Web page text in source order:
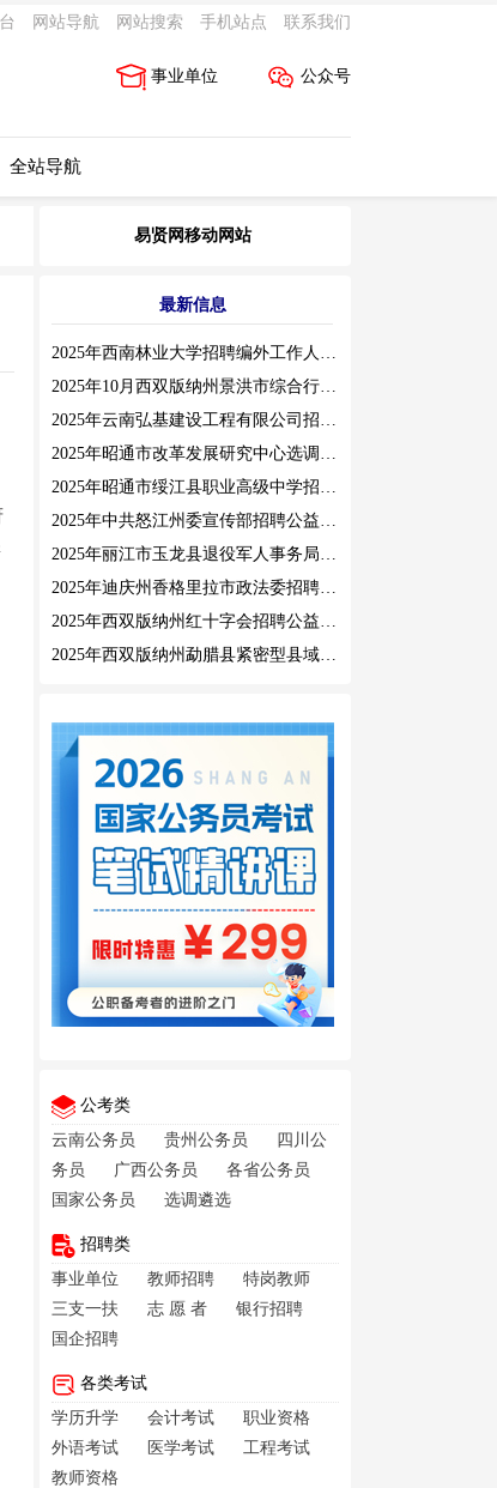
网站导航 网站搜索 手机站点 联系我们
公众号
事业单位
全站导航
易贤网移动网站
最新信息
2025年西南林业大学招聘编外工作人员公告（三）
2025年10月西双版纳州景洪市综合行政执法局招聘人员公告
2025年云南弘基建设工程有限公司招聘公告
2025年昭通市改革发展研究中心选调工作人员职业素质测评通告
2025年昭通市绥江县职业高级中学招聘编外紧缺临聘数学教师公告
2025年中共怒江州委宣传部招聘公益性岗位公告
2025年丽江市玉龙县退役军人事务局公益性岗位招聘公告
2025年迪庆州香格里拉市政法委招聘公益性岗位公告
2025年西双版纳州红十字会招聘公益性岗位人员公告
2025年西双版纳州勐腊县紧密型县域医共体招聘编外人员公告
公考类
云南公务员
贵州公务员
四川公
务员
广西公务员
各省公务员
国家公务员
选调遴选
招聘类
事业单位
教师招聘
特岗教师
三支一扶
志 愿 者
银行招聘
国企招聘
各类考试
学历升学
会计考试
职业资格
外语考试
医学考试
工程考试
教师资格